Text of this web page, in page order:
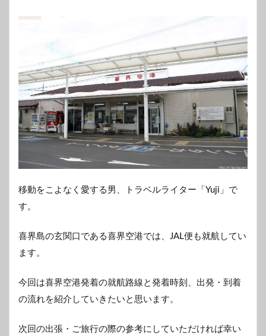
移動をこよなく愛する男、トラベルライター「Yuji」で
す。
喜界島の玄関口である喜界空港では、JAL便も就航してい
ます。
今回は喜界空港発着の就航路線と発着時刻、出発・到着
の流れを紹介していきたいと思います。
次回の出張・ご旅行の際の参考にしていただければ幸い